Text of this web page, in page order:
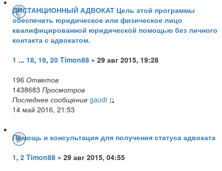
ДИСТАНЦИОННЫЙ АДВОКАТ Цель этой программы
обеспечить юридическое или физическое лицо
квалифицированной юридической помощью без личного
контакта с адвокатом.
1 ... 18, 19, 20 Timon88 » 29 авг 2015, 19:28
196 Ответов
1438683 Просмотров
Последнее сообщение gaudi
14 май 2016, 21:53
Помощь и консультация для получения статуса адвоката
1, 2 Timon88 » 29 авг 2015, 04:55